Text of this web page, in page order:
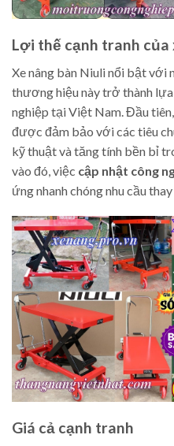
Lợi thế cạnh tranh của
Xe nâng bàn Niuli nổi bật với
thương hiệu này trở thành lựa
nghiệp tại Việt Nam. Đầu tiên,
được đảm bảo với các tiêu
kỹ thuật và tăng tính bền bỉ
vào đó, việc cập nhật công
ứng nhanh chóng nhu cầu
Giá cả cạnh tranh